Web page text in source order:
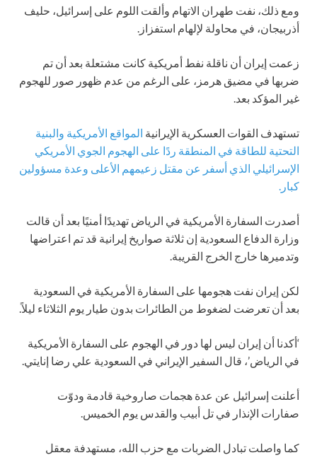
ومع ذلك، نفت طهران الاتهام وألقت اللوم على إسرائيل، حليف
أذربيجان، في محاولة لإلهام استفزاز.
زعمت إيران أن ناقلة نفط أمريكية كانت مشتعلة بعد أن تم
ضربها في مضيق هرمز، على الرغم من عدم ظهور صور للهجوم
غير المؤكد بعد.
تستهدف القوات العسكرية الإيرانية المواقع الأمريكية والبنية
التحتية للطاقة في المنطقة ردًا على الهجوم الجوي الأمريكي
الإسرائيلي الذي أسفر عن مقتل زعيمهم الأعلى وعدة مسؤولين
كبار.
أصدرت السفارة الأمريكية في الرياض تهديدًا أمنيًا بعد أن قالت
وزارة الدفاع السعودية إن ثلاثة صواريخ إيرانية قد تم اعتراضها
وتدميرها خارج الخرج القريبة.
لكن إيران نفت هجومها على السفارة الأمريكية في السعودية
بعد أن تعرضت لضغوط من الطائرات بدون طيار يوم الثلاثاء ليلاً.
‘أكدنا أن إيران ليس لها دور في الهجوم على السفارة الأمريكية
في الرياض’، قال السفير الإيراني في السعودية علي رضا إنايتي.
أعلنت إسرائيل عن عدة هجمات صاروخية قادمة ودوّت
صفارات الإنذار في تل أبيب والقدس يوم الخميس.
كما واصلت تبادل الضربات مع حزب الله، مستهدفة معقل